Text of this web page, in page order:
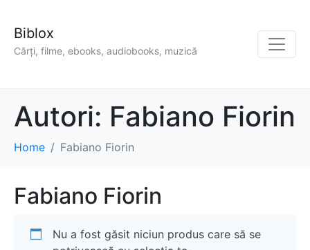
Biblox
Cărți, filme, ebooks, audiobooks, muzică
Autori: Fabiano Fiorin
Home Fabiano Fiorin
Fabiano Fiorin
Nu a fost găsit niciun produs care să se